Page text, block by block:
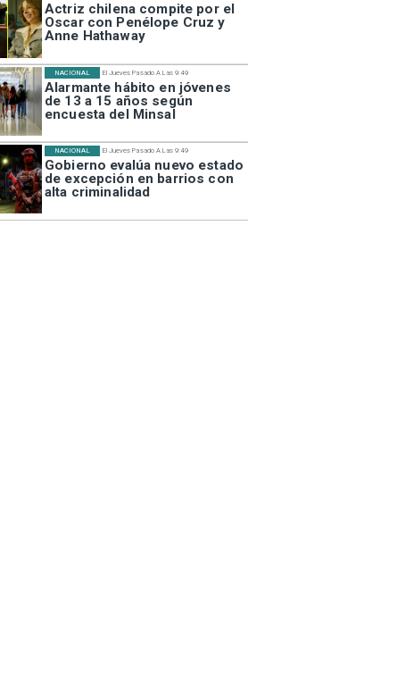
Actriz chilena compite por el
Oscar con Penélope Cruz y
Anne Hathaway
El Jueves Pasado A Las 9:49
Alarmante hábito en jóvenes
de 13 a 15 años según
encuesta del Minsal
NACIONAL
El Jueves Pasado A Las 9:49
Gobierno evalúa nuevo estado
de excepción en barrios con
alta criminalidad
NACIONAL